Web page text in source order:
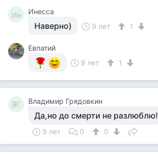
Ин Инесса
Наверно) 9 лет 1
Евпатий
9 лет
1
ВГ Владимир Грядовкин
Да,но до смерти не разлюблю!
9 лет 0 0